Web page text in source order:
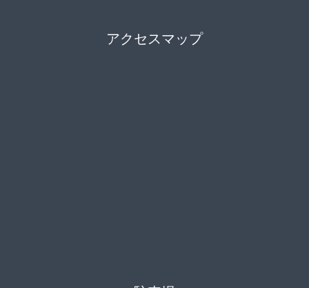
アクセスマップ